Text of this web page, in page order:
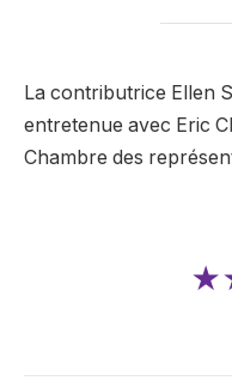
La contributrice Ellen
entretenue avec Eric
Chambre des